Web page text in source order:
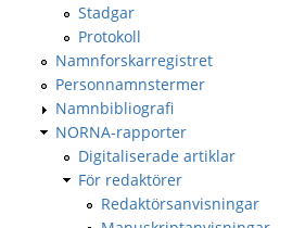
Stadgar
Protokoll
Namnforskarregistret
Personnamnstermer
Namnbibliografi
NORNA-rapporter
Digitaliserade artiklar
För redaktörer
Redaktörsanvisningar